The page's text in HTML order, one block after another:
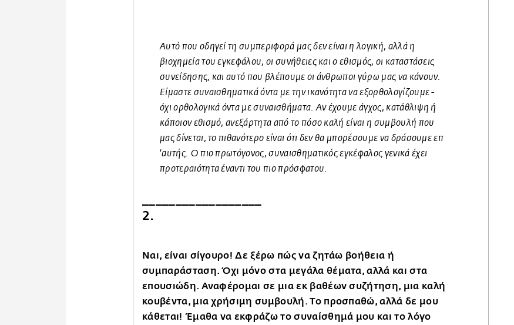
Αυτό που οδηγεί τη συμπεριφορά μας δεν είναι η λογική, αλλά η
βιοχημεία του εγκεφάλου, οι συνήθειες και ο εθισμός, οι καταστάσεις
συνείδησης, και αυτό που βλέπουμε οι άνθρωποι γύρω μας να κάνουν.
Είμαστε συναισθηματικά όντα με την ικανότητα να εξορθολογίζουμε -
όχι ορθολογικά όντα με συναισθήματα. Αν έχουμε άγχος, κατάθλιψη ή
κάποιον εθισμό, ανεξάρτητα από το πόσο καλή είναι η συμβουλή που
μας δίνεται, το πιθανότερο είναι ότι δεν θα μπορέσουμε να δράσουμε επ
'αυτής. Ο πιο πρωτόγονος, συναισθηματικός εγκέφαλος γενικά έχει
προτεραιότητα έναντι του πιο πρόσφατου.
2.
Ναι, είναι σίγουρο! Δε ξέρω πώς να ζητάω βοήθεια ή
συμπαράσταση. Όχι μόνο στα μεγάλα θέματα, αλλά και στα
επουσιώδη. Αναφέρομαι σε μια εκ βαθέων συζήτηση, μια καλή
κουβέντα, μια χρήσιμη συμβουλή. Το προσπαθώ, αλλά δε μου
κάθεται! Έμαθα να εκφράζω το συναίσθημά μου και το λόγο